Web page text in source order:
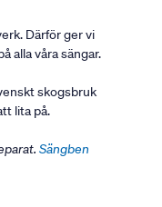
Därför ger vi
alla våra sängar.
skogsbruk
lita på.
Sängben